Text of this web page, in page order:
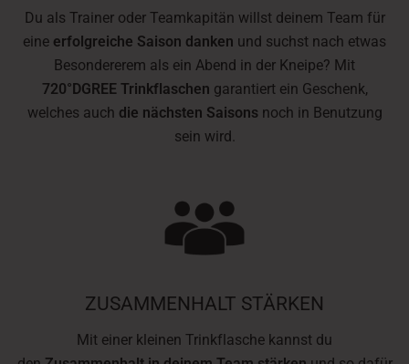
Du als Trainer oder Teamkapitän willst deinem Team für
eine erfolgreiche Saison danken und suchst nach etwas
Besondererem als ein Abend in der Kneipe? Mit
720°DGREE Trinkflaschen garantiert ein Geschenk,
welches auch die nächsten Saisons noch in Benutzung
sein wird.
ZUSAMMENHALT STÄRKEN
Mit einer kleinen Trinkflasche kannst du